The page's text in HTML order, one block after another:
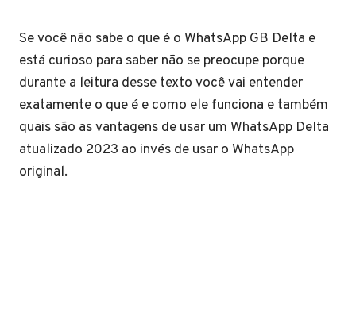
Se você não sabe o que é o WhatsApp GB Delta e
está curioso para saber não se preocupe porque
durante a leitura desse texto você vai entender
exatamente o que é e como ele funciona e também
quais são as vantagens de usar um WhatsApp Delta
atualizado 2023 ao invés de usar o WhatsApp
original.